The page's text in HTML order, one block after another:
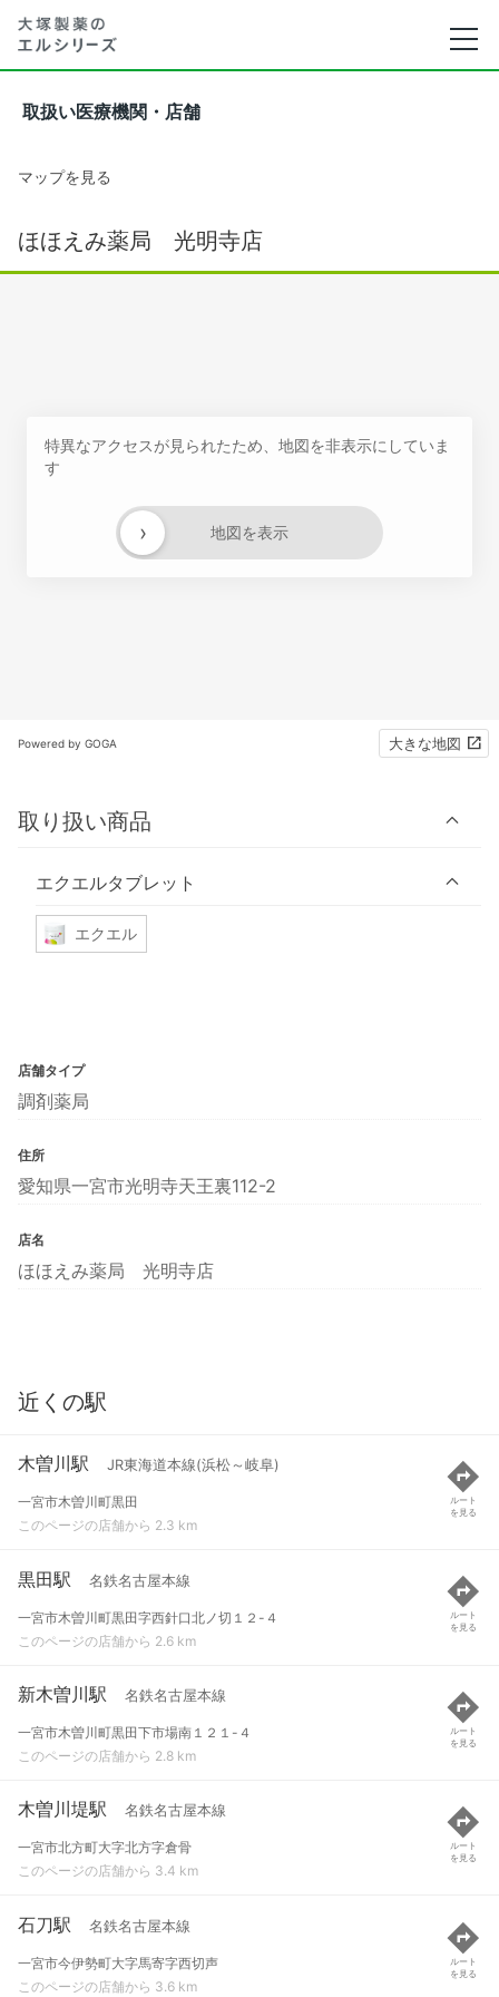
取扱い医療機関・店舗
マップを見る
ほほえみ薬局 光明寺店
特異なアクセスが見られたため、地図を非表示にしていま
す
地図を表示
›
Powered by GOGA 大きな地図
取り扱い商品
エクエルタブレット
エクエル
店舗タイプ
調剤薬局
住所
愛知県一宮市光明寺天王裏112-2
店名
ほほえみ薬局 光明寺店
近くの駅
木曽川駅 JR東海道本線(浜松～岐阜)
一宮市木曽川町黒田
このページの店舗から 2.3 km
ルート
を見る
黒田駅 名鉄名古屋本線
一宮市木曽川町黒田字西針口北ノ切１２-４
このページの店舗から 2.6 km
ルート
を見る
新木曽川駅 名鉄名古屋本線
一宮市木曽川町黒田下市場南１２１-４
このページの店舗から 2.8 km
ルート
を見る
木曽川堤駅 名鉄名古屋本線
一宮市北方町大字北方字倉骨
このページの店舗から 3.4 km
ルート
を見る
石刀駅 名鉄名古屋本線
一宮市今伊勢町大字馬寄字西切声
このページの店舗から 3.6 km
ルート
を見る